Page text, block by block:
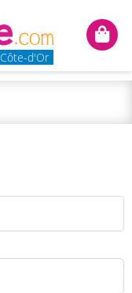
Côte-d'Or
Mon